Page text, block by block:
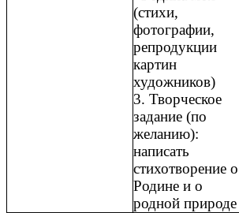
(стихи,
фотографии,
репродукции
картин
художников)
3. Творческое
задание (по
желанию):
написать
стихотворение о
Родине и о
родной природе